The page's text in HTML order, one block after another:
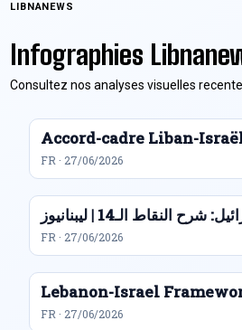
LIBNANEWS
Infographies
Consultez nos analyses visuelles
Accord-cadre Liban-
FR · 27/06/2026
النقاط الـ14 | ليبنانيوز
FR · 27/06/2026
Lebanon-Israel
FR · 27/06/2026